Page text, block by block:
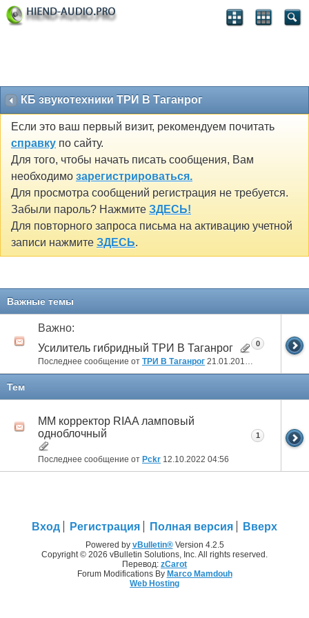
КБ звукотехники ТРИ В Таганрог
Если это ваш первый визит, рекомендуем почитать
справку по сайту.
Для того, чтобы начать писать сообщения, Вам
необходимо зарегистрироваться.
Для просмотра сообщений регистрация не требуется.
Забыли пароль? Нажмите ЗДЕСЬ!
Для повторного запроса письма на активацию учетной
записи нажмите ЗДЕСЬ.
Важные темы
Важно:
Усилитель гибридный ТРИ В Таганрог
Последнее сообщение от ТРИ В Таганрог 21.01.2018 19:15
0
Тем
ММ корректор RIAA ламповый
одноблочный
Последнее сообщение от Pckr 12.10.2022 04:56
1
Вход Регистрация Полная версия Вверх
Powered by vBulletin®Version 4.2.5
Copyright © 2026 vBulletin Solutions, Inc. All rights reserved.
Перевод: zCarot
Forum Modifications By Marco Mamdouh
Web Hosting